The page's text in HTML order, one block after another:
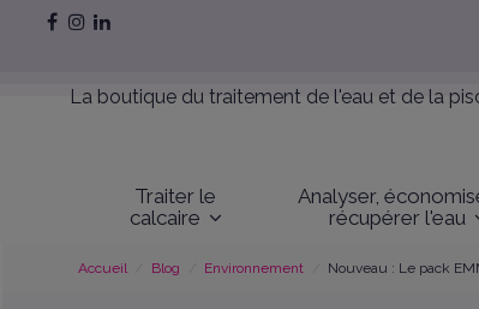
La boutique du traitement de l'eau et de la
Traiter le
calcaire
Analyser,
récupérer l'eau
Accueil Blog Environnement Nouveau : Le pack